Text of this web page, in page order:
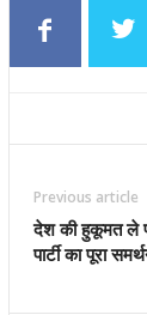
Previous article
देश की हुकूमत ले
पार्टी का पूरा